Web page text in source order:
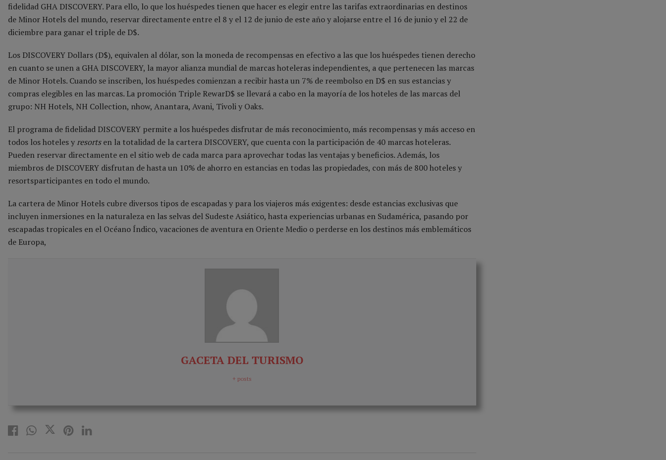
fidelidad GHA DISCOVERY. Para ello, lo que los huéspedes tienen que hacer es elegir entre las tarifas extraordinarias en destinos
de Minor Hotels del mundo, reservar directamente entre el 8 y el 12 de junio de este año y alojarse entre el 16 de junio y el 22 de
diciembre para ganar el triple de D$.
Los DISCOVERY Dollars (D$), equivalen al dólar, son la moneda de recompensas en efectivo a las que los huéspedes tienen derecho
en cuanto se unen a GHA DISCOVERY, la mayor alianza mundial de marcas hoteleras independientes, a que pertenecen las marcas
de Minor Hotels. Cuando se inscriben, los huéspedes comienzan a recibir hasta un 7% de reembolso en D$ en sus estancias y
compras elegibles en las marcas. La promoción Triple RewarD$ se llevará a cabo en la mayoría de los hoteles de las marcas del
grupo: NH Hotels, NH Collection, nhow, Anantara, Avani, Tivoli y Oaks.
El programa de fidelidad DISCOVERY permite a los huéspedes disfrutar de más reconocimiento, más recompensas y más acceso en
todos los hoteles y resortsen la totalidad de la cartera DISCOVERY, que cuenta con la participación de 40 marcas hoteleras.
Pueden reservar directamente en el sitio web de cada marca para aprovechar todas las ventajas y beneficios. Además, los
miembros de DISCOVERY disfrutan de hasta un 10% de ahorro en estancias en todas las propiedades, con más de 800 hoteles y
resortsparticipantes en todo el mundo.
La cartera de Minor Hotels cubre diversos tipos de escapadas y para los viajeros más exigentes: desde estancias exclusivas que
incluyen inmersiones en la naturaleza en las selvas del Sudeste Asiático, hasta experiencias urbanas en Sudamérica, pasando por
escapadas tropicales en el Océano Índico, vacaciones de aventura en Oriente Medio o perderse en los destinos más emblemáticos
de Europa,
GACETA DEL TURISMO
+ posts